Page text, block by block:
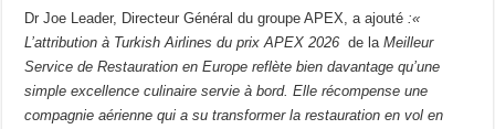
Dr Joe Leader, Directeur Général du groupe APEX, a ajouté :«
L’attribution à Turkish Airlines du prix APEX 2026 de laMeilleur
Service de Restauration en Europe reflète bien davantage qu’une
simple excellence culinaire servie à bord. Elle récompense une
compagnie aérienne qui a su transformer la restauration en vol en